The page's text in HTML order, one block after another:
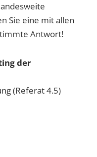
Sie eine mit allen
Antwort!
der
(Referat 4.5)